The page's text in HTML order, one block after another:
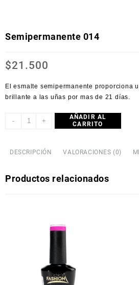
Semipermanente 014
$21.500
El esmalte semipermanente proporciona
brillante a las uñas por mas de 21 días.
- +
AÑADIR AL
CARRITO
DESCRIPCIÓN VALORACIONES (0)
Productos relacionados